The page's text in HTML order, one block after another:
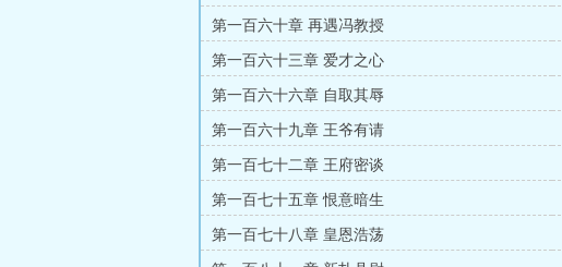
更】
第一百六十章 再遇冯教授
第一百六十三章 爱才之心
第一百六十六章 自取其辱
第一百六十九章 王爷有请
第一百七十二章 王府密谈
第一百七十五章 恨意暗生
第一百七十八章 皇恩浩荡